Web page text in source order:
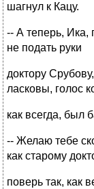
шагнул к Кацу.
-- А теперь, Ика,
не подать руки
доктору
ласковы, голос
как всегда, был
-- Желаю тебе
как старому
поверь так, как